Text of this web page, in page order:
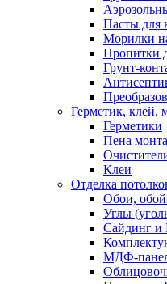
Пасты для
Морилки
Пропитки
Грунт-
Герметик, клей,
Герметики
Пена
Клеи
Отделка
Обои,
Углы
Сайдинг
МДФ-